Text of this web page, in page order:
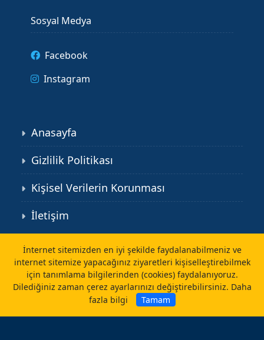
Sosyal Medya
Facebook
Instagram
Anasayfa
Gizlilik Politikası
Kişisel Verilerin Korunması
İletişim
© caliskanlab.com
İnternet sitemizden en iyi şekilde faydalanabilmeniz ve
internet sitemize yapacağınız ziyaretleri kişiselleştirebilmek
için tanımlama bilgilerinden (cookies) faydalanıyoruz.
Dilediğiniz zaman çerez ayarlarınızı değiştirebilirsiniz. Daha
fazla bilgi
Tamam